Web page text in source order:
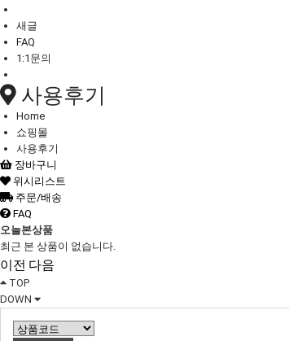
새글
FAQ
1:1문의
사용후기
Home
쇼핑몰
사용후기
장바구니
위시리스트
주문/배송
FAQ
오늘본상품
최근 본 상품이 없습니다.
이전 다음
TOP
DOWN